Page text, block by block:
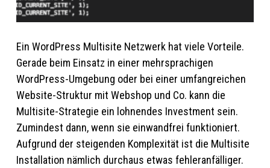
Ein WordPress Multisite Netzwerk hat viele Vorteile.
Gerade beim Einsatz in einer mehrsprachigen
WordPress-Umgebung oder bei einer umfangreichen
Website-Struktur mit Webshop und Co. kann die
Multisite-Strategie ein lohnendes Investment sein.
Zumindest dann, wenn sie einwandfrei funktioniert.
Aufgrund der steigenden Komplexität ist die Multisite
Installation nämlich durchaus etwas fehleranfälliger.